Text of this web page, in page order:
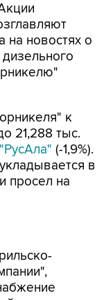
на новостях о
к
21,288 тыс.
"РусАла" (-1,9%).
в
просел на